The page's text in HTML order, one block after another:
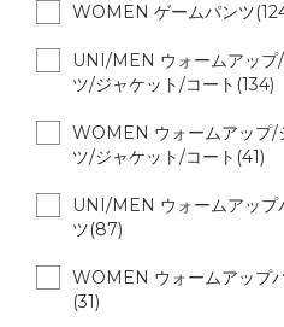
WOMEN ゲームパンツ
UNI/MEN ウォームアップ
ツ/ジャケット/コート(134)
WOMEN ウォームアップ/
ツ/ジャケット/コート(41)
UNI/MEN ウォームアップ
ツ(87)
WOMEN ウォームアップ
(31)